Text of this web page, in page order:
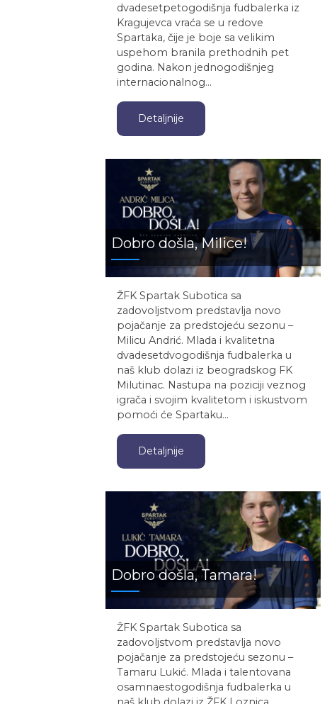
dvadesetpetogodišnja fudbalerka iz
Kragujevca vraća se u redove
Spartaka, čije je boje sa velikim
uspehom branila prethodnih pet
godina. Nakon jednogodišnjeg
internacionalnog…
Detaljnije
Dobro došla, Milice!
ŽFK Spartak Subotica sa
zadovoljstvom predstavlja novo
pojačanje za predstojeću sezonu –
Milicu Andrić. Mlada i kvalitetna
dvadesetdvogodišnja fudbalerka u
naš klub dolazi iz beogradskog FK
Milutinac. Nastupa na poziciji veznog
igrača i svojim kvalitetom i iskustvom
pomoći će Spartaku…
Detaljnije
Dobro došla, Tamara!
ŽFK Spartak Subotica sa
zadovoljstvom predstavlja novo
pojačanje za predstojeću sezonu –
Tamaru Lukić. Mlada i talentovana
osamnaestogodišnja fudbalerka u